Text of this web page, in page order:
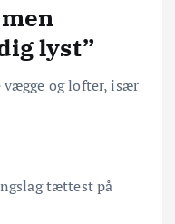
lyst”
vægge og lofter, især
tættest på